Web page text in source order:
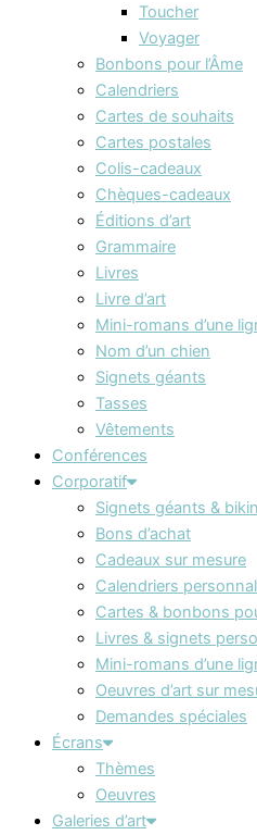
Toucher
Voyager
Bonbons pour l’Âme
Calendriers
Cartes de souhaits
Cartes postales
Colis-cadeaux
Chèques-cadeaux
Éditions d’art
Grammaire
Livres
Livre d’art
Mini-romans d’une
Nom d’un chien
Signets géants
Tasses
Vêtements
Conférences
Corporatif
Signets géants &
Bons d’achat
Cadeaux sur mesure
Calendriers
Cartes & bonbons
Livres & signets
Mini-romans d’une
Oeuvres d’art sur
Demandes spéciales
Écrans
Thèmes
Oeuvres
Galeries d’art